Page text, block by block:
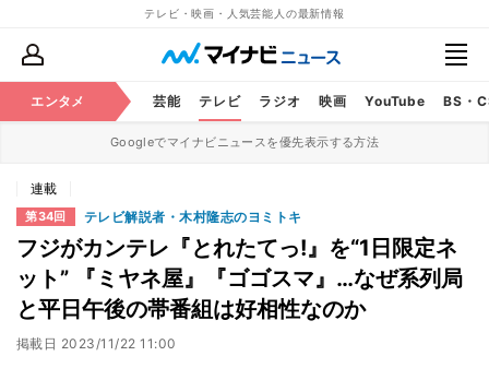
テレビ・映画・人気芸能人の最新情報
エンタメ 芸能 テレビ ラジオ 映画 YouTube BS・
Googleでマイナビニュースを優先表示する方法
連載
第34回 テレビ解説者・木村隆志のヨミトキ
フジがカンテレ『とれたてっ!』を“1日限定ネ
ット” 『ミヤネ屋』『ゴゴスマ』…なぜ系列局
と平日午後の帯番組は好相性なのか
掲載日 2023/11/22 11:00